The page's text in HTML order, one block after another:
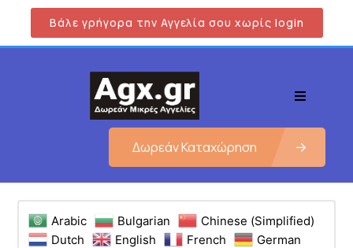
Βάλε γρήγορα την Αγγελία σου χωρίς login
Δωρεάν Καταχώρηση
Arabic Bulgarian
Chinese (Simplified)
Dutch
English French
German